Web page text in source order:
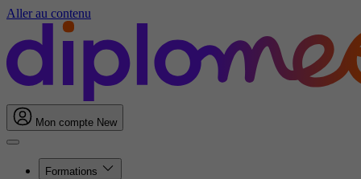
Aller au contenu
Mon compte New
Formations